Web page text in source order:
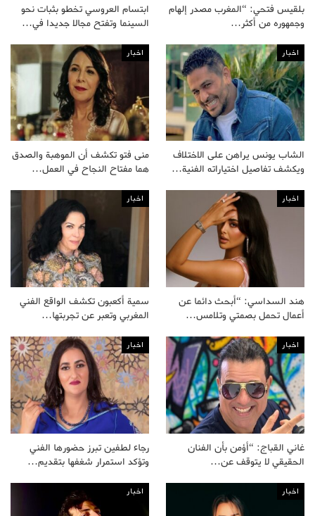
بلقيس فتحي: “المغرب مصدر إلهام
وجمهوره من أكثر…
ابتسام العروسي تخطو بثبات نحو
السينما وتفتح مجالا جديدا في…
اخبار
الشاب يونس يراهن على الاختلاف
ويكشف تفاصيل اختياراته الفنية…
اخبار
منى فتو تكشف أن الموهبة والصدق
هما مفتاح النجاح في العمل…
اخبار
هند السداسي: “أبحث دائما عن
أعمال تحمل بصمتي وتلامس…
اخبار
سمية أكعبون تكشف الواقع الفني
المغربي وتعبر عن تجربتها…
اخبار
غاني القباج: “أؤمن بأن الفنان
الحقيقي لا يتوقف عن…
اخبار
رجاء لطفين تبرز حضورها الفني
وتؤكد استمرار شغفها بتقديم…
اخبار اخبار